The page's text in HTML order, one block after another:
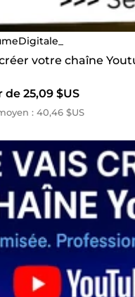
votre chaîne
25,09 $US
: 40,46 $US